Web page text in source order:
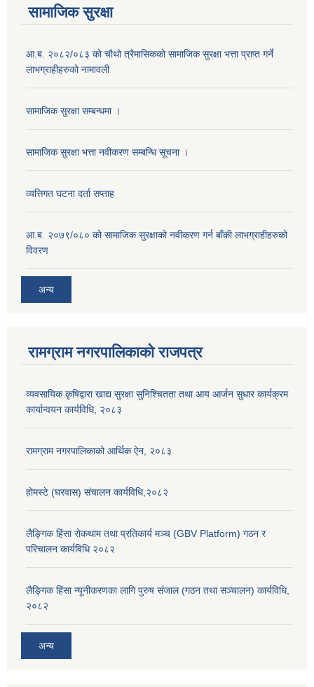
सामाजिक सुरक्षा
आ.ब. २०८२/०८३ को चौथो त्रैमासिकको सामाजिक सुरक्षा भत्ता प्राप्त गर्ने
लाभग्राहीहरुको नामावली
सामाजिक सुरक्षा सम्बन्धमा ।
सामाजिक सुरक्षा भत्ता नवीकरण सम्बन्धि सूचना ।
व्यत्तिगत घटना दर्ता सप्ताह
आ.ब. २०७९/०८० को सामाजिक सुरक्षाको नवीकरण गर्न बाँकी लाभग्राहीहरुको
विवरण
अन्य
रामग्राम नगरपालिकाको राजपत्र
व्यवसायिक कृषिद्वारा खाद्य सुरक्षा सुनिश्चितता तथा आय आर्जन सुधार कार्यक्रम
कार्यान्वयन कार्यविधि, २०८३
रामग्राम नगरपालिकाको आर्थिक ऐन, २०८३
होमस्टे (घरवास) संचालन कार्यविधि,२०८२
लैङ्गिक हिंसा रोकथाम तथा प्रतिकार्य मञ्च (GBV Platform) गठन र
परिचालन कार्यविधि २०८२
लैङ्गिक हिंसा न्यूनीकरणका लागि पुरुष संजाल (गठन तथा सञ्चालन) कार्यविधि,
२०८२
अन्य